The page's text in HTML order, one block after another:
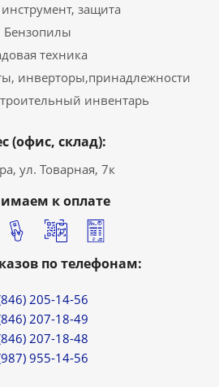
защита
Бензопилы
техника
инверторы,принадлежности
инвентарь
(офис, склад):
ул. Товарная, 7к
к оплате
по телефонам:
205-14-56
207-18-49
207-18-48
955-14-56